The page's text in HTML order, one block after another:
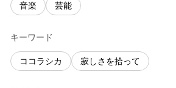
音楽 芸能
キーワード
ココラシカ 寂しさを拾って